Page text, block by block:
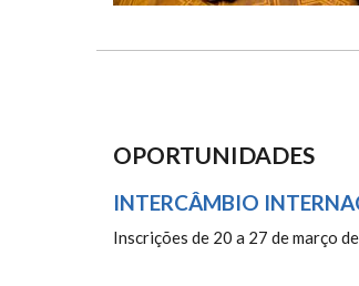
OPORTUNIDADES
INTERCÂMBIO
Inscrições de 20 a 27 de março